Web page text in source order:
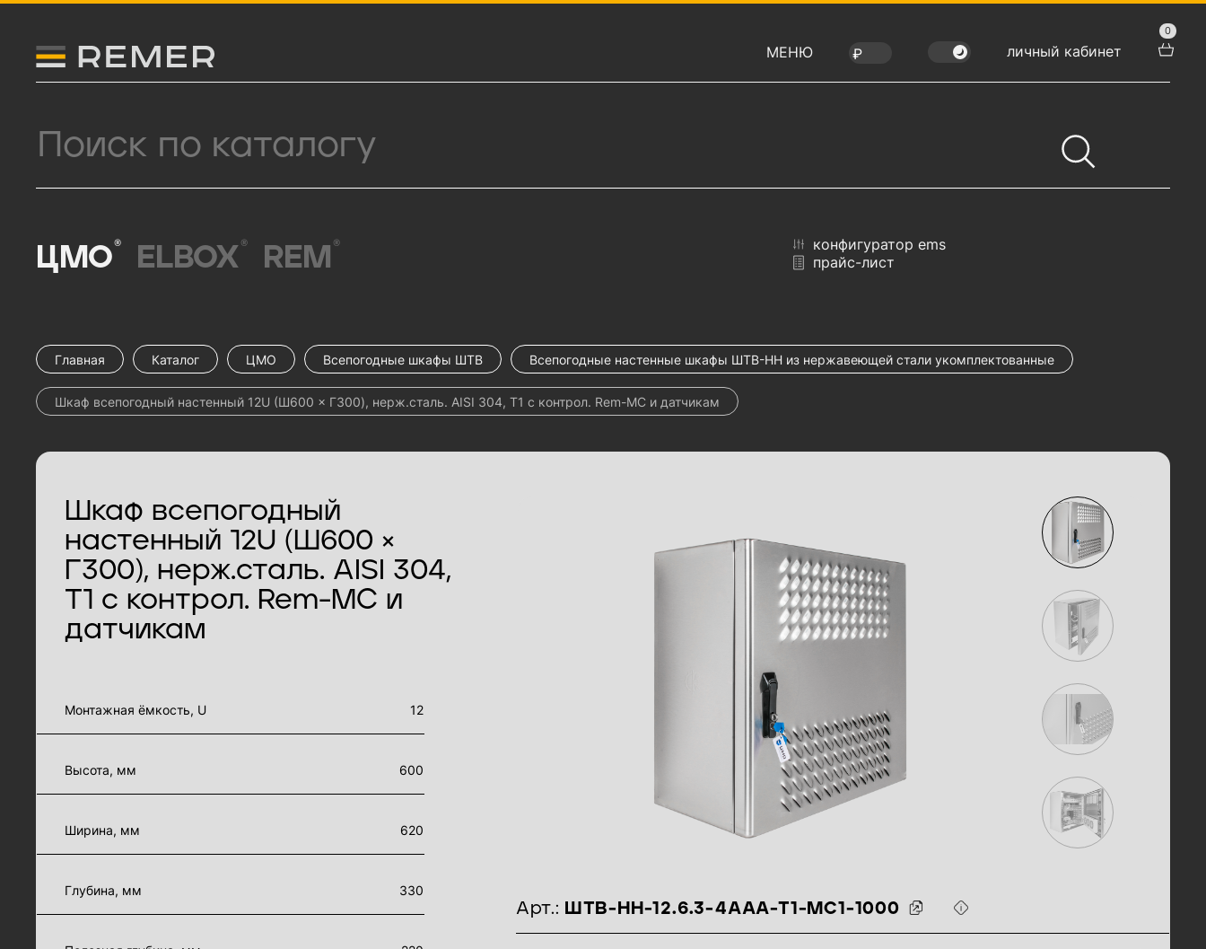
Логитип компании Remer МЕНЮ личный кабинет
0
ЦМО® ELBOX® REM ®
конфигуратор ems
прайс-лист
Главная Каталог ЦМО Всепогодные шкафы ШТВ Всепогодные настенные шкафы ШТВ-НН из нержавеющей стали укомплектованные
Шкаф всепогодный настенный 12U (Ш600 × Г300), нерж.сталь. AISI 304, Т1 с контрол. Rem-MC и датчикам
Шкаф всепогодный
настенный 12U (Ш600 ×
Г300), нерж.сталь. AISI 304,
Т1 с контрол. Rem-MC и
датчикам
идентификаторы товара
Арт.: ШТВ-НН-12.6.3-4ААА-Т1-МС1-1000
Монтажная ёмкость, U
12
Высота, мм 600
Ширина, мм 620
Глубина, мм 330